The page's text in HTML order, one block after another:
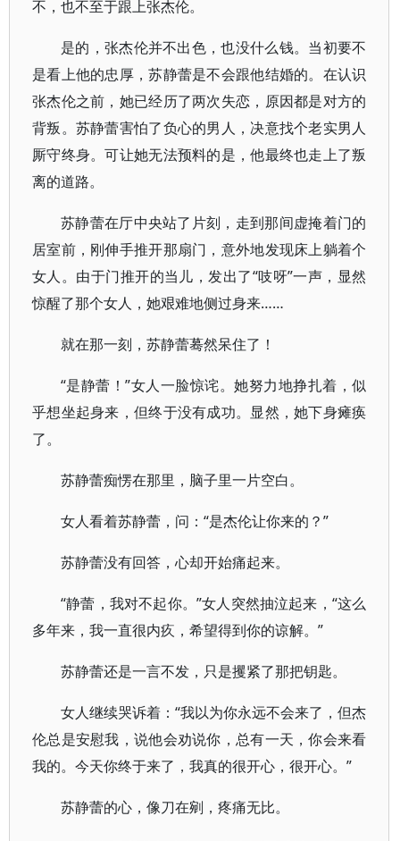
不，也不至于跟上张杰伦。
是的，张杰伦并不出色，也没什么钱。当初要不
是看上他的忠厚，苏静蕾是不会跟他结婚的。在认识
张杰伦之前，她已经历了两次失恋，原因都是对方的
背叛。苏静蕾害怕了负心的男人，决意找个老实男人
厮守终身。可让她无法预料的是，他最终也走上了叛
离的道路。
苏静蕾在厅中央站了片刻，走到那间虚掩着门的
居室前，刚伸手推开那扇门，意外地发现床上躺着个
女人。由于门推开的当儿，发出了“吱呀”一声，显然
惊醒了那个女人，她艰难地侧过身来……
就在那一刻，苏静蕾蓦然呆住了！
“是静蕾！”女人一脸惊诧。她努力地挣扎着，似
乎想坐起身来，但终于没有成功。显然，她下身瘫痪
了。
苏静蕾痴愣在那里，脑子里一片空白。
女人看着苏静蕾，问：“是杰伦让你来的？”
苏静蕾没有回答，心却开始痛起来。
“静蕾，我对不起你。”女人突然抽泣起来，“这么
多年来，我一直很内疚，希望得到你的谅解。”
苏静蕾还是一言不发，只是攫紧了那把钥匙。
女人继续哭诉着：“我以为你永远不会来了，但杰
伦总是安慰我，说他会劝说你，总有一天，你会来看
我的。今天你终于来了，我真的很开心，很开心。”
苏静蕾的心，像刀在剜，疼痛无比。